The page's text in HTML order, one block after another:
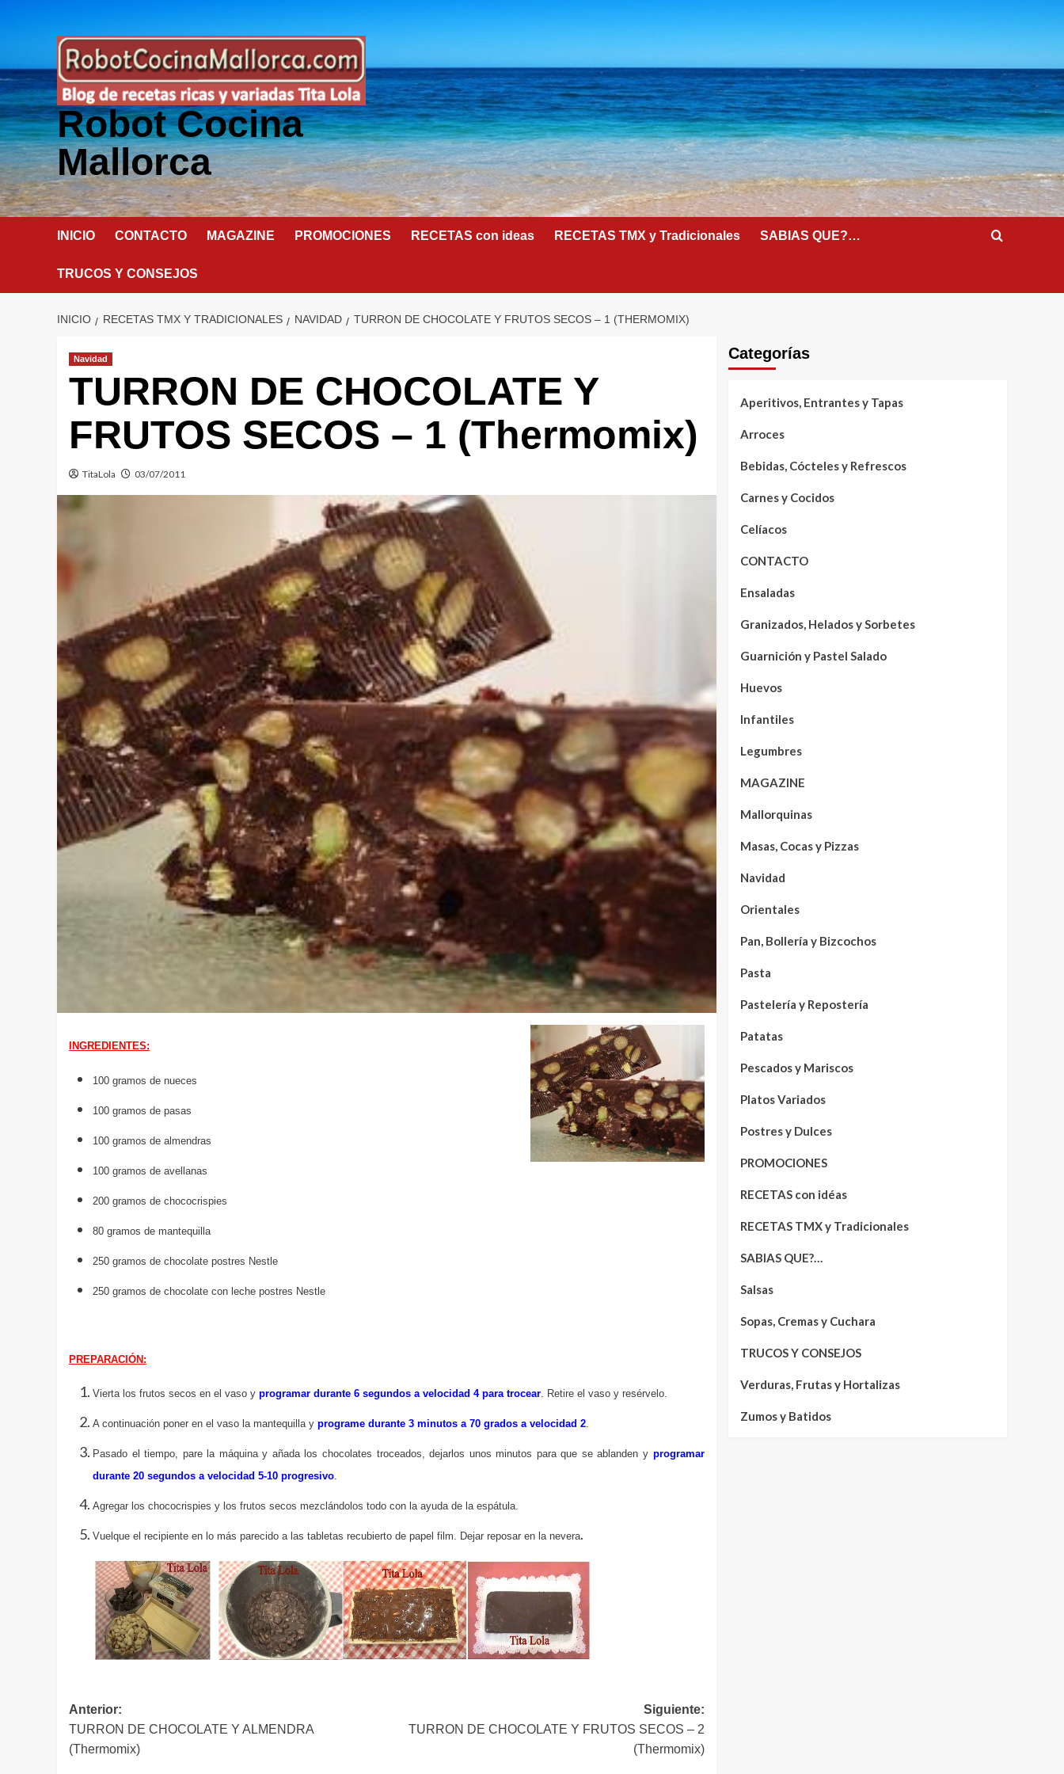
Robot Cocina
Mallorca
INICIO CONTACTO MAGAZINE PROMOCIONES RECETAS con ideas RECETAS TMX y Tradicionales SABIAS QUE?…
TRUCOS Y CONSEJOS
INICIO RECETAS TMX Y TRADICIONALES NAVIDAD TURRON DE CHOCOLATE Y FRUTOS SECOS – 1 (THERMOMIX)
Navidad
TURRON DE CHOCOLATE Y
FRUTOS SECOS – 1 (Thermomix)
TitaLola 03/07/2011
INGREDIENTES:
100 gramos de nueces
100 gramos de pasas
100 gramos de almendras
100 gramos de avellanas
200 gramos de chococrispies
80 gramos de mantequilla
250 gramos de chocolate postres Nestle
250 gramos de chocolate con leche postres Nestle
PREPARACIÓN:
Vierta los frutos secos en el vaso y programar durante 6 segundos a velocidad 4 para trocear. Retire el vaso y resérvelo.
A continuación poner en el vaso la mantequilla y programe durante 3 minutos a 70 grados a velocidad 2.
Pasado el tiempo, pare la máquina y añada los chocolates troceados, dejarlos unos minutos para que se ablanden y programar
durante 20 segundos a velocidad 5-10 progresivo.
Agregar los chococrispies y los frutos secos mezclándolos todo con la ayuda de la espátula.
Vuelque el recipiente en lo más parecido a las tabletas recubierto de papel film. Dejar reposar en la nevera.
Navegación
de
entradas
Anterior:
TURRON DE CHOCOLATE Y ALMENDRA
(Thermomix)
Siguiente:
TURRON DE CHOCOLATE Y FRUTOS SECOS – 2
(Thermomix)
Categorías
Aperitivos, Entrantes y Tapas
Arroces
Bebidas, Cócteles y Refrescos
Carnes y Cocidos
Celíacos
CONTACTO
Ensaladas
Granizados, Helados y Sorbetes
Guarnición y Pastel Salado
Huevos
Infantiles
Legumbres
MAGAZINE
Mallorquinas
Masas, Cocas y Pizzas
Navidad
Orientales
Pan, Bollería y Bizcochos
Pasta
Pastelería y Repostería
Patatas
Pescados y Mariscos
Platos Variados
Postres y Dulces
PROMOCIONES
RECETAS con idéas
RECETAS TMX y Tradicionales
SABIAS QUE?…
Salsas
Sopas, Cremas y Cuchara
TRUCOS Y CONSEJOS
Verduras, Frutas y Hortalizas
Zumos y Batidos